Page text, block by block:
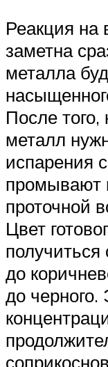
Реакция на
заметна
металла
После
металл
испарения
промывают
проточной
Цвет
получиться
до
до черного.